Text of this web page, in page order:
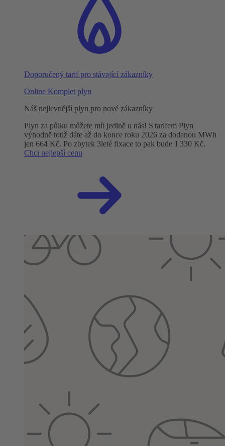
Doporučený tarif pro stávající zákazníky
Online Komplet plyn
Náš nejlevnější plyn pro nové zákazníky
Plyn za půlku můžete mít jedině u nás! S tarifem Plyn
výhodně totiž dáte až do konce roku 2026 za dodanou MWh
jen 664 Kč. Po zbytek 3leté fixace to pak bude 1 330 Kč.
Chci nejlepší cenu